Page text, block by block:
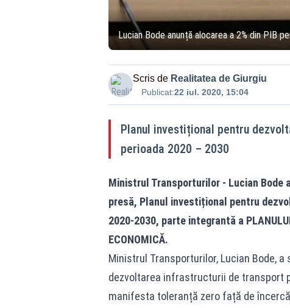
Lucian Bode anunță alocarea a 2% din PIB
Scris de Realitatea de Giurgiu
Publicat:22 iul. 2020, 15:04
Planul investițional pentru
perioada 2020 – 2030
Ministrul Transporturilor - Lucian
presă, Planul investițional pentru
2020-2030, parte integrantă a
ECONOMICĂ.
Ministrul Transporturilor, Lucian Bode,
dezvoltarea infrastructurii de transport
manifesta toleranță zero față de